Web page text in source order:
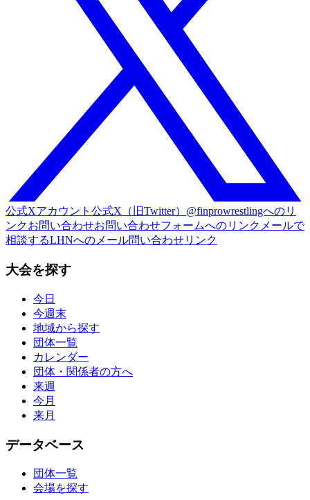
公式Xアカウント 公式X（旧Twitter）@finprowrestlingへのリ
ンクお問い合わせお問い合わせフォームへのリンク メールで
相談するLHNへのメール問い合わせリンク
大会を探す
今日
今週末
地域から探す
団体一覧
カレンダー
団体・関係者の方へ
来週
今月
来月
データベース
団体一覧
会場を探す